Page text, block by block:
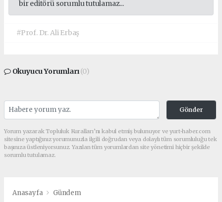
bir editörü sorumlu tutulamaz...
#Prof. Dr. Ali Erbaş
Okuyucu Yorumları(0)
Gönder
Yorum yazarak Topluluk Kuralları’nı kabul etmiş bulunuyor ve yurt-haber.com
sitesine yaptığınız yorumunuzla ilgili doğrudan veya dolaylı tüm sorumluluğu tek
başınıza üstleniyorsunuz. Yazılan tüm yorumlardan site yönetimi hiçbir şekilde
sorumlu tutulamaz.
Anasayfa Gündem